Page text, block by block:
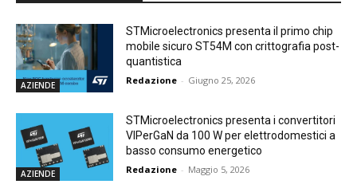
AZIENDE
STMicroelectronics presenta il primo chip
mobile sicuro ST54M con crittografia post-
quantistica
Redazione - Giugno 25, 2026
AZIENDE
STMicroelectronics presenta i convertitori
VIPerGaN da 100 W per elettrodomestici a
basso consumo energetico
Redazione - Maggio 5, 2026